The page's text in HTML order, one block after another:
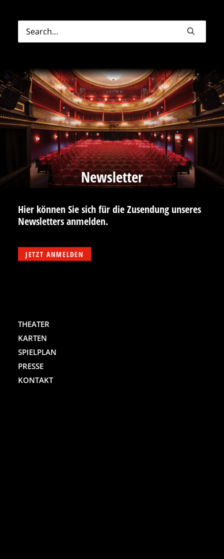
Newsletter
Hier können Sie sich für die Zusendung unseres
Newsletters anmelden.
JETZT ANMELDEN
THEATER
KARTEN
SPIELPLAN
PRESSE
KONTAKT